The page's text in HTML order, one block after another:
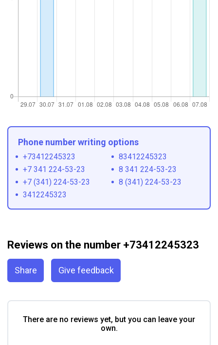
Phone number writing options
+73412245323
83412245323
+7 341 224-53-23
8 341 224-53-23
+7 (341) 224-53-23
8 (341) 224-53-23
3412245323
Reviews on the number +73412245323
Share Give feedback
There are no reviews yet, but you can leave your
own.